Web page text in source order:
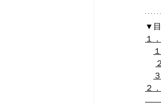
▼
１
２